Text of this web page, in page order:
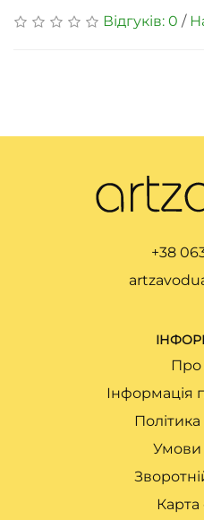
Відгуків: 0 /
+38
Про
Інформація
Умови
Карта